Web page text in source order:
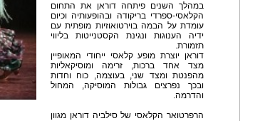
במהלך השנים פיתחה דוראן את התחום
הקלאסי-ספרדי בריקודה ובהופעותיה וכיום
עומדת על הבמה בוירטואוזיות מופתית עם
ידיה הענוגות ונגינת הקסטנייטות בליווי
תזמורת.
דוראן יוצרת מופע קלאסי ייחודי המאופיין
מצד אחד ברכות, זרימה ומוסיקאליות
מהפנטת ומצד שני, בעוצמה, כוח וחדות
ובכך נפרצים גבולות המוסיקה, המחול
והדרמה.
הרפרטואר הקלאסי של סילביה דוראן מגוון